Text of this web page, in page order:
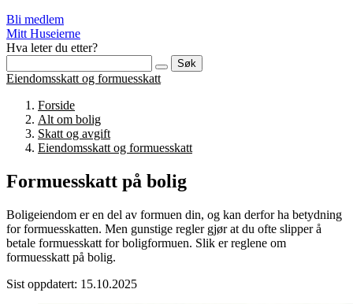
Bli medlem
Mitt Huseierne
Hva leter du etter?
Søk
Eiendomsskatt og formuesskatt
Forside
Alt om bolig
Skatt og avgift
Eiendomsskatt og formuesskatt
Formuesskatt på bolig
Boligeiendom er en del av formuen din, og kan derfor ha betydning
for formuesskatten. Men gunstige regler gjør at du ofte slipper å
betale formuesskatt for boligformuen. Slik er reglene om
formuesskatt på bolig.
Sist oppdatert: 15.10.2025